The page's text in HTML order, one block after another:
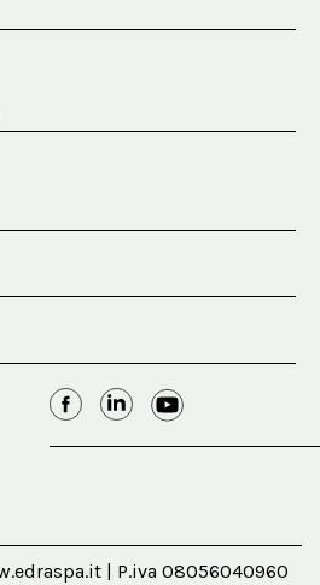
| P.iva 08056040960